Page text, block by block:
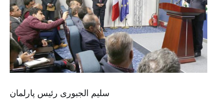
سلیم الجبوری رئیس پارلمان